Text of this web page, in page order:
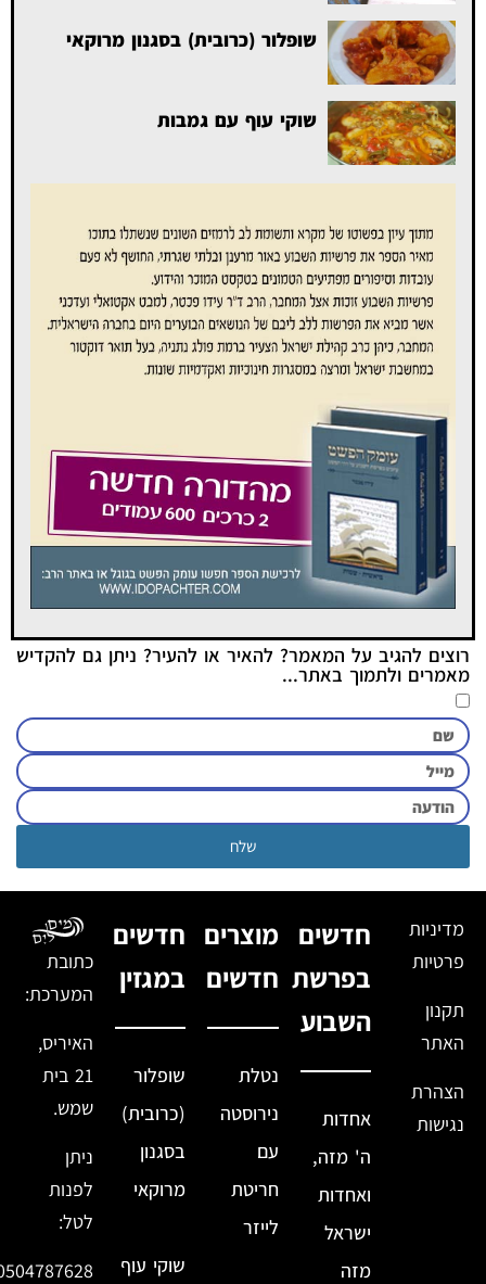
שופלור (כרובית) בסגנון מרוקאי
שוקי עוף עם גמבות
רוצים להגיב על המאמר? להאיר או להעיר? ניתן גם להקדיש
מאמרים ולתמוך באתר...
שלח
מדיניות
פרטיות
תקנון
האתר
הצהרת
נגישות
חדשים
בפרשת
השבוע
אחדות
ה' מזה,
ואחדות
ישראל
מזה
מוצרים
חדשים
נטלת
נירוסטה
עם
חריטת
לייזר
חדשים
במגזין
שופלור
(כרובית)
בסגנון
מרוקאי
שוקי עוף
כתובת
המערכת:
האיריס,
21 בית
שמש.
ניתן
לפנות
לטל: